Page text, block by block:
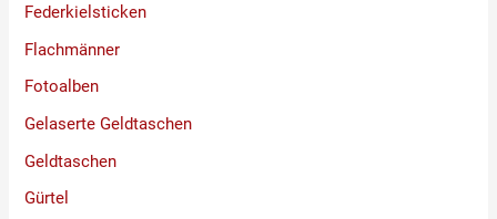
Federkielsticken
Flachmänner
Fotoalben
Gelaserte Geldtaschen
Geldtaschen
Gürtel